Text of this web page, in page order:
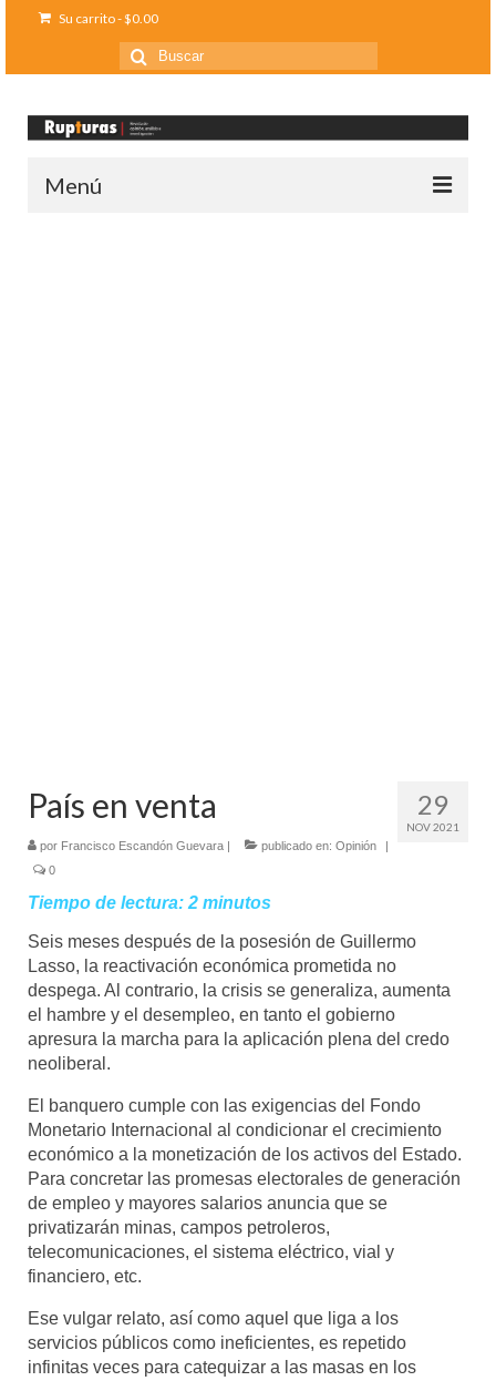
Su carrito-$0.00
Buscar
por:
Menú
29
NOV 2021
País en venta
por Francisco Escandón Guevara | publicado en: Opinión
|
0
Tiempo de lectura: 2 minutos
Seis meses después de la posesión de Guillermo
Lasso, la reactivación económica prometida no
despega. Al contrario, la crisis se generaliza, aumenta
el hambre y el desempleo, en tanto el gobierno
apresura la marcha para la aplicación plena del credo
neoliberal.
El banquero cumple con las exigencias del Fondo
Monetario Internacional al condicionar el crecimiento
económico a la monetización de los activos del Estado.
Para concretar las promesas electorales de generación
de empleo y mayores salarios anuncia que se
privatizarán minas, campos petroleros,
telecomunicaciones, el sistema eléctrico, vial y
financiero, etc.
Ese vulgar relato, así como aquel que liga a los
servicios públicos como ineficientes, es repetido
infinitas veces para catequizar a las masas en los